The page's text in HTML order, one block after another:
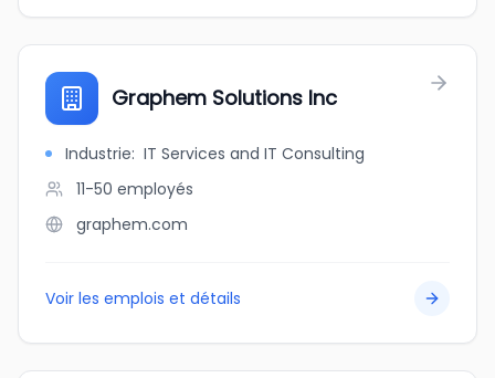
Graphem Solutions Inc
Industrie: IT Services and IT Consulting
11-50 employés
graphem.com
Voir les emplois et détails